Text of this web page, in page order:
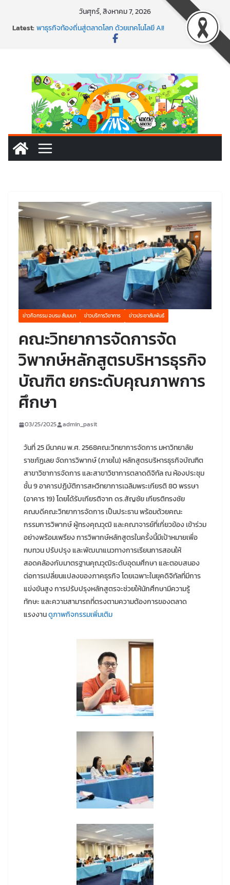
วันศุกร์, สิงหาคม 7, 2026
Latest:พาธุรกิจท้องถิ่นสู่ตลาดโลก ด้วยเทคโนโลยี AI!
SMEs ยุคนี้ ถ้าไม่ใช้ AI ถือว่าพลาดมาก!
พร้อมลุยแล้ว! ปักหมุดโรดแมป AI อัปสกิลธุรกิจให้พุ่งทะยาน
ข่าวกิจกรรม อบรม สัมมนา ข่าวบริการวิชาการ ข่าวประชาสัมพันธ์
คณะวิทยาการจัดการจัด
วิพากษ์หลักสูตรบริหารธุรกิจ
บัณฑิต ยกระดับคุณภาพการ
ศึกษา
03/25/2025 admin_pasit
วันที่ 25 มีนาคม พ.ศ. 2568คณะวิทยาการจัดการ มหาวิทยาลัย
ราชภัฏเลย จัดการวิพากษ์ (ภายใน) หลักสูตรบริหารธุรกิจบัณฑิต
สาขาวิชาการจัดการ และสาขาวิชาการตลาดดิจิทัล ณ ห้องประชุม
ชั้น 9 อาคารปฏิบัติการสหวิทยาการเฉลิมพระเกียรติ 80 พรรษา
(อาคาร 19) โดยได้รับเกียรติจาก ดร.สัญชัย เกียรติทรงชัย
คณบดีคณะวิทยาการจัดการ เป็นประธาน พร้อมด้วยคณะ
กรรมการวิพากษ์ ผู้ทรงคุณวุฒิ และคณาจารย์ที่เกี่ยวข้อง เข้าร่วม
อย่างพร้อมเพรียง การวิพากษ์หลักสูตรในครั้งนี้มีเป้าหมายเพื่อ
ทบทวน ปรับปรุง และพัฒนาแนวทางการเรียนการสอนให้
สอดคล้องกับมาตรฐานคุณวุฒิระดับอุดมศึกษา และตอบสนอง
ต่อการเปลี่ยนแปลงของภาคธุรกิจ โดยเฉพาะในยุคดิจิทัลที่มีการ
แข่งขันสูง การปรับปรุงหลักสูตรจะช่วยให้นักศึกษามีความรู้
ทักษะ และความสามารถที่ตรงตามความต้องการของตลาด
แรงงานดูภาพกิจกรรมเพิ่มเติม